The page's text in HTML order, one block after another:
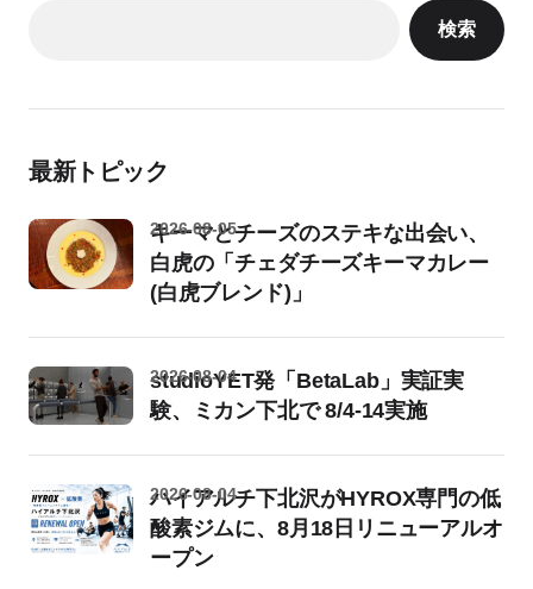
検索
最新トピック
キーマとチーズのステキな出会い、
白虎の「チェダチーズキーマカレー
(白虎ブレンド)」
2026-08-05
studioYET発「BetaLab」実証実
験、ミカン下北で 8/4-14実施
2026-08-04
ハイアルチ下北沢がHYROX専門の低
酸素ジムに、8月18日リニューアルオ
ープン
2026-08-04